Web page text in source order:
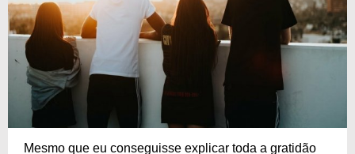
Mesmo que eu conseguisse explicar toda a gratidão